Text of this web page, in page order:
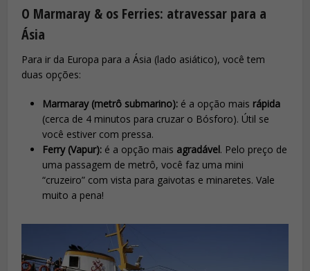
O Marmaray & os Ferries: atravessar para a
Ásia
Para ir da Europa para a Ásia (lado asiático), você tem
duas opções:
Marmaray (metrô submarino): é a opção mais rápida
(cerca de 4 minutos para cruzar o Bósforo). Útil se
você estiver com pressa.
Ferry (Vapur): é a opção mais agradável. Pelo preço de
uma passagem de metrô, você faz uma mini
“cruzeiro” com vista para gaivotas e minaretes. Vale
muito a pena!